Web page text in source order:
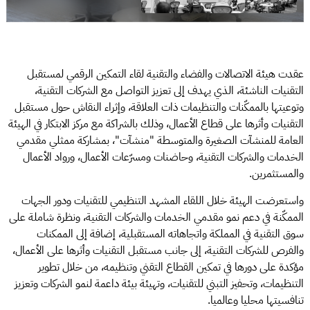
عقدت هيئة الاتصالات والفضاء والتقنية لقاء التمكين الرقمي لمستقبل
التقنيات الناشئة، الذي يهدف إلى تعزيز التواصل مع الشركات التقنية،
وتوعيتها بالممكّنات والتنظيمات ذات العلاقة، وإثراء النقاش حول مستقبل
التقنيات وأثرها على قطاع الأعمال، وذلك بالشراكة مع مركز الابتكار في الهيئة
العامة للمنشآت الصغيرة والمتوسطة "منشآت"، بمشاركة ممثلي مقدمي
الخدمات والشركات التقنية، وحاضنات ومسرّعات الأعمال، ورواد الأعمال
والمستثمرين.
واستعرضت الهيئة خلال اللقاء المشهد التنظيمي للتقنيات ودور الجهات
الممكّنة في دعم نمو مقدمي الخدمات والشركات التقنية، ونظرة شاملة على
سوق التقنية في المملكة واتجاهاته المستقبلية، إضافة إلى الممكنات
والفرص للشركات التقنية، إلى جانب مستقبل التقنيات وأثرها على الأعمال،
مؤكدة على دورها في تمكين القطاع التقني وتنظيمه، من خلال تطوير
التنظيمات، وتحفيز التبني للتقنيات، وتهيئة بيئة داعمة لنمو الشركات وتعزيز
تنافسيتها محليا وعالميا.